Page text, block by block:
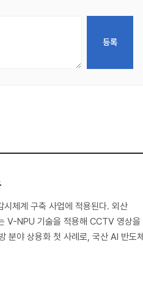
체계 구축 사업에 적용된다. 외산
V-NPU 기술을 적용해 CCTV 영상을
분야 상용화 첫 사례로, 국산 AI 반도체